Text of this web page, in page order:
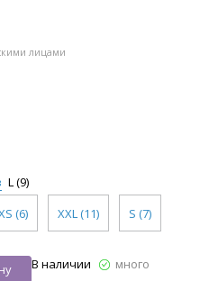
лицами
L (9)
(6) XXL (11) S (7)
В наличии много